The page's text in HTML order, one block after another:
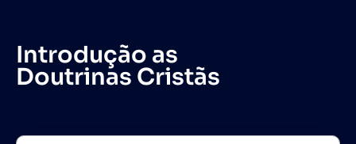
Introdução as
Doutrinas Cristãs